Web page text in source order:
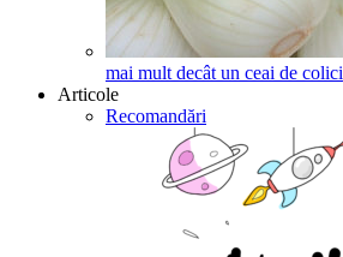
mai mult decât un ceai de colici
Articole
Recomandări